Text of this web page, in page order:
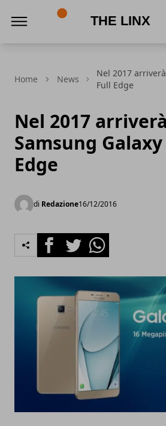
Home News
Nel 2017
Full Edge
Nel 2017 arriverà
Samsung Galaxy
Edge
di Redazione16/12/2016
FacebookTwitterWhatsapp